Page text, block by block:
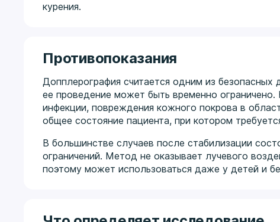
курения.
Противопоказания
Допплерография считается одним из
ее проведение может быть временно
инфекции, повреждения кожного покрова в
общее состояние пациента, при котором
В большинстве случаев после стабилизации
ограничений. Метод не оказывает лучевого
поэтому может использоваться даже у детей и